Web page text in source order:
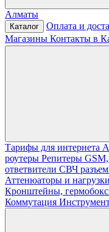
Алматы
Каталог Оплата и
Магазины Контакты в
Тарифы для интернета
роутеры Репитеры
ответвители СВЧ
Аттенюаторы и нагрузки
Кронштейны,
Коммутация